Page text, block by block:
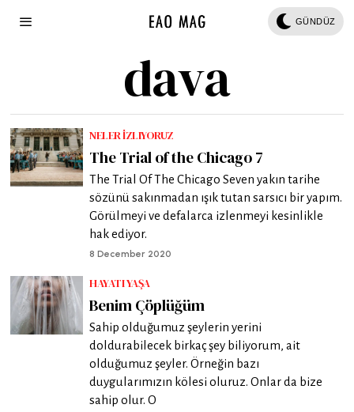
GÜNDÜZ
dava
NELER İZLIYORUZ
The Trial of the Chicago 7
The Trial Of The Chicago Seven yakın tarihe
sözünü sakınmadan ışık tutan sarsıcı bir yapım.
Görülmeyi ve defalarca izlenmeyi kesinlikle
hak ediyor.
8 December 2020
HAYATI YAŞA
Benim Çöplüğüm
Sahip olduğumuz şeylerin yerini
doldurabilecek birkaç şey biliyorum, ait
olduğumuz şeyler. Örneğin bazı
duygularımızın kölesi oluruz. Onlar da bize
sahip olur. O